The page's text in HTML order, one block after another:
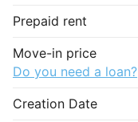
Prepaid rent
Move-in price
Do you need a loan?
Creation Date